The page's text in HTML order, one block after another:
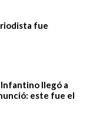
fue
Infantino llegó a
este fue el